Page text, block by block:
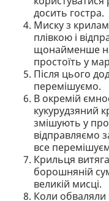
досить гостра.
Миску з
плівкою і
щонайменше
простоїть у
Після цього
перемішуємо.
В окремій
кукурудзяний
змішують у
відправляємо
все
Крильця
борошняній
великій мисці.
Коли обваляли